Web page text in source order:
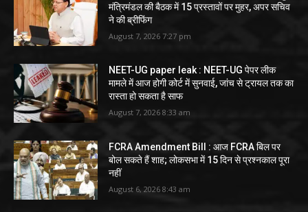
मंत्रिमंडल की बैठक में 15 प्रस्तावों पर मुहर, अपर सचिव
ने की ब्रीफिंग
August 7, 2026 7:27 pm
NEET-UG paper leak : NEET-UG पेपर लीक
मामले में आज होगी कोर्ट में सुनवाई, जांच से ट्रायल तक का
रास्ता हो सकता है साफ
August 7, 2026 8:33 am
FCRA Amendment Bill : आज FCRA बिल पर
बोल सकते हैं शाह; लोकसभा में 15 दिन से प्रश्नकाल पूरा
नहीं
August 6, 2026 8:43 am